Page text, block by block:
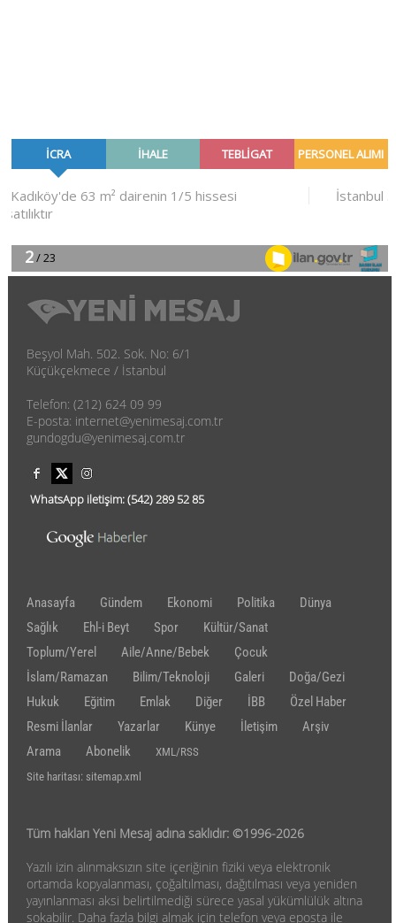
Beşyol Mah. 502. Sok. No: 6/1
Küçükçekmece / İstanbul
Telefon: (212) 624 09 99
E-posta: internet@yenimesaj.com.tr
gundogdu@yenimesaj.com.tr
WhatsApp iletişim:(542) 289 52 85
Anasayfa Gündem Ekonomi Politika
Dünya
Sağlık
Ehl-i Beyt Spor
Kültür/Sanat
Toplum/Yerel
Aile/Anne/Bebek
Çocuk
İslam/Ramazan
Bilim/Teknoloji Galeri
Doğa/Gezi
Hukuk
Eğitim Emlak Diğer İBB
Özel Haber
Resmi İlanlar
Yazarlar Künye İletişim
Arşiv
Arama
Abonelik
XML/RSS
Site haritası: sitemap.xml
Tüm hakları Yeni Mesaj adına saklıdır: ©1996-2026
Yazılı izin alınmaksızın site içeriğinin fiziki veya elektronik
ortamda kopyalanması, çoğaltılması, dağıtılması veya yeniden
yayınlanması aksi belirtilmediği sürece yasal yükümlülük altına
sokabilir. Daha fazla bilgi almak için telefon veya eposta ile